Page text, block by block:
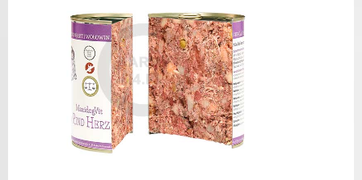
25 kg
26 -
35 kg
800 g
50 kg
1000 g
51 -
65 kg
1200 g